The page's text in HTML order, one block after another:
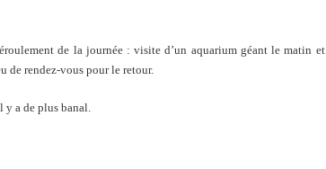
de la journée : visite d’un aquarium géant le matin et
de rendez-vous pour le retour.
y a de plus banal.